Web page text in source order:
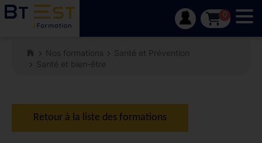
0
Nos formations
Santé et Prévention
Santé et bien-être
Retour à la liste des formations